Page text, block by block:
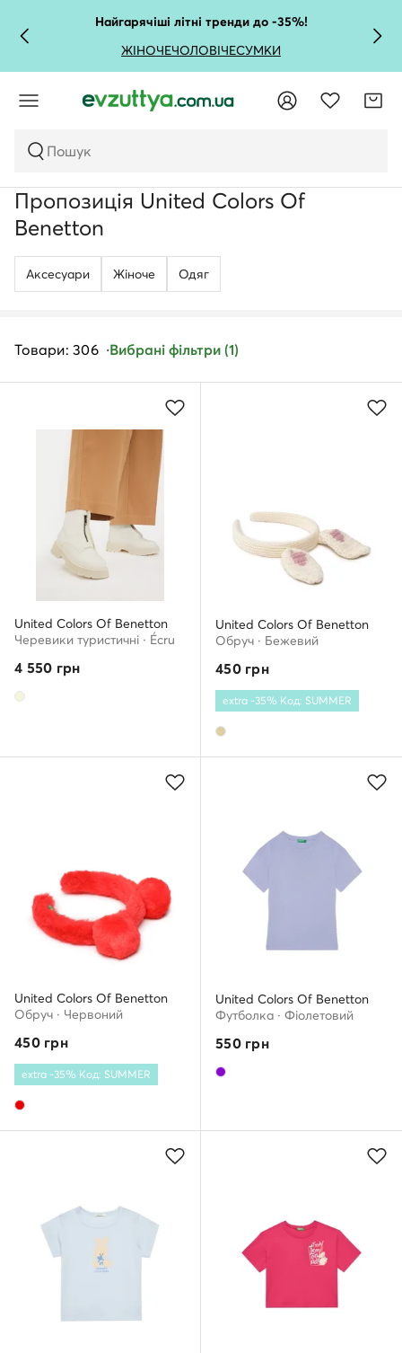
Найгарячіші літні тренди до -35%!
ЖІНОЧЕЧОЛОВІЧЕСУМКИ
Пошук
Пропозиція United Colors Of
Benetton
Аксесуари Жіноче Одяг
Товари: 306 Вибрані фільтри (1)
United Colors Of Benetton
Черевики туристичні · Écru
4 550 грн
United Colors Of Benetton
Обруч · Бежевий
450грн
extra -35% Код: SUMMER
United Colors Of Benetton
Обруч · Червоний
450грн
extra -35% Код: SUMMER
United Colors Of Benetton
Футболка · Фіолетовий
550грн